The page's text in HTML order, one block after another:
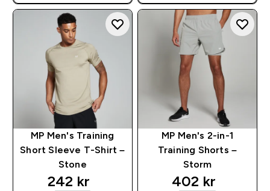
MP Men's Training
Short Sleeve T-Shirt –
Stone
discounted price
242 kr‎
MP Men's 2-in-1
Training Shorts –
Storm
discounted
402 kr‎